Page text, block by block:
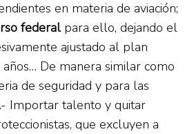
en materia de aviación;
federal para ello, dejando el
ajustado al plan
De manera similar como
de seguridad y para las
Importar talento y quitar
que excluyen a